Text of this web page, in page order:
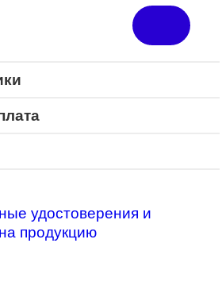
удостоверения и
продукцию